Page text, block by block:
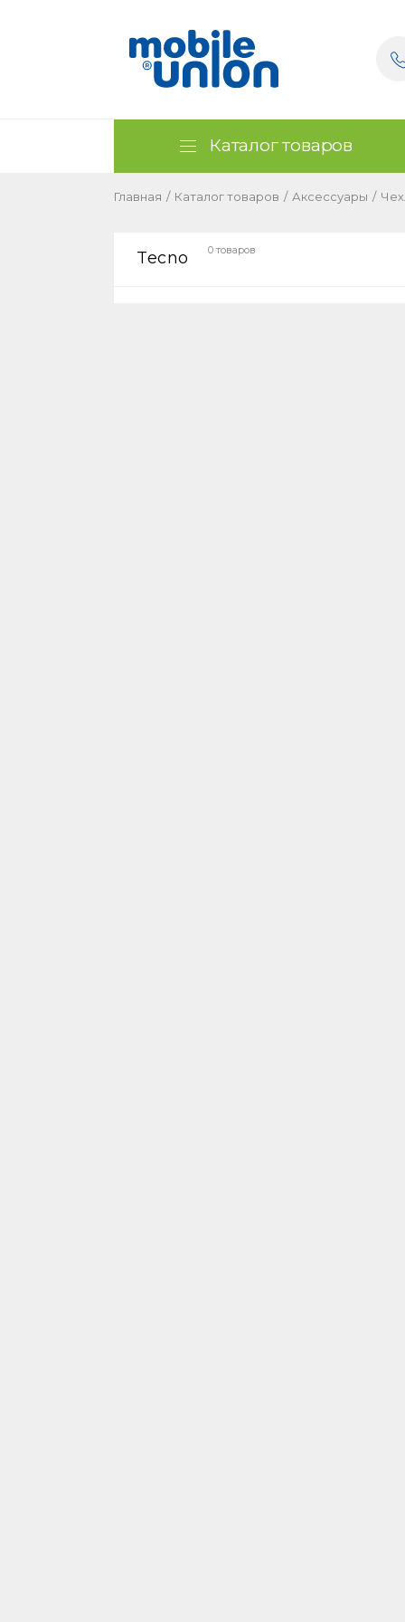
Каталог товаров
Главная / Каталог товаров / Аксессуары /
Tecno 0 товаров